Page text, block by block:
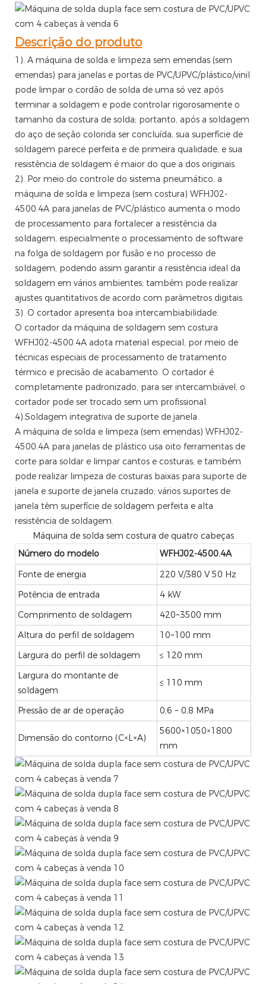
Descrição do produto
1). A máquina de solda e limpeza sem emendas (sem
emendas) para janelas e portas de PVC/UPVC/plástico/vinil
pode limpar o cordão de solda de uma só vez após
terminar a soldagem e pode controlar rigorosamente o
tamanho da costura de solda; portanto, após a soldagem
do aço de seção colorida ser concluída, sua superfície de
soldagem parece perfeita e de primeira qualidade, e sua
resistência de soldagem é maior do que a dos originais.
2). Por meio do controle do sistema pneumático, a
máquina de solda e limpeza (sem costura) WFHJ02-
4500.4A para janelas de PVC/plástico aumenta o modo
de processamento para fortalecer a resistência da
soldagem, especialmente o processamento de software
na folga de soldagem por fusão e no processo de
soldagem, podendo assim garantir a resistência ideal da
soldagem em vários ambientes; também pode realizar
ajustes quantitativos de acordo com parâmetros digitais.
3). O cortador apresenta boa intercambiabilidade.
O cortador da máquina de soldagem sem costura
WFHJ02-4500.4A adota material especial, por meio de
técnicas especiais de processamento de tratamento
térmico e precisão de acabamento. O cortador é
completamente padronizado, para ser intercambiável, o
cortador pode ser trocado sem um profissional.
4).Soldagem integrativa de suporte de janela
A máquina de solda e limpeza (sem emendas) WFHJ02-
4500.4A para janelas de plástico usa oito ferramentas de
corte para soldar e limpar cantos e costuras, e também
pode realizar limpeza de costuras baixas para suporte de
janela e suporte de janela cruzado; vários suportes de
janela têm superfície de soldagem perfeita e alta
resistência de soldagem.
Máquina de solda sem costura de quatro cabeças
Número do modelo
WFHJ02-4500.4A
Fonte de energia
220 V/380 V 50 Hz
Potência de entrada
4 kW
Comprimento de soldagem
420~3500 mm
Altura do perfil de soldagem
10~100 mm
Largura do perfil de soldagem
≤ 120 mm
Largura do montante de
soldagem
≤ 110 mm
Pressão de ar de operação 0,6 ~ 0,8 MPa
Dimensão do contorno (C×L×A)
5600×1050×1800
mm